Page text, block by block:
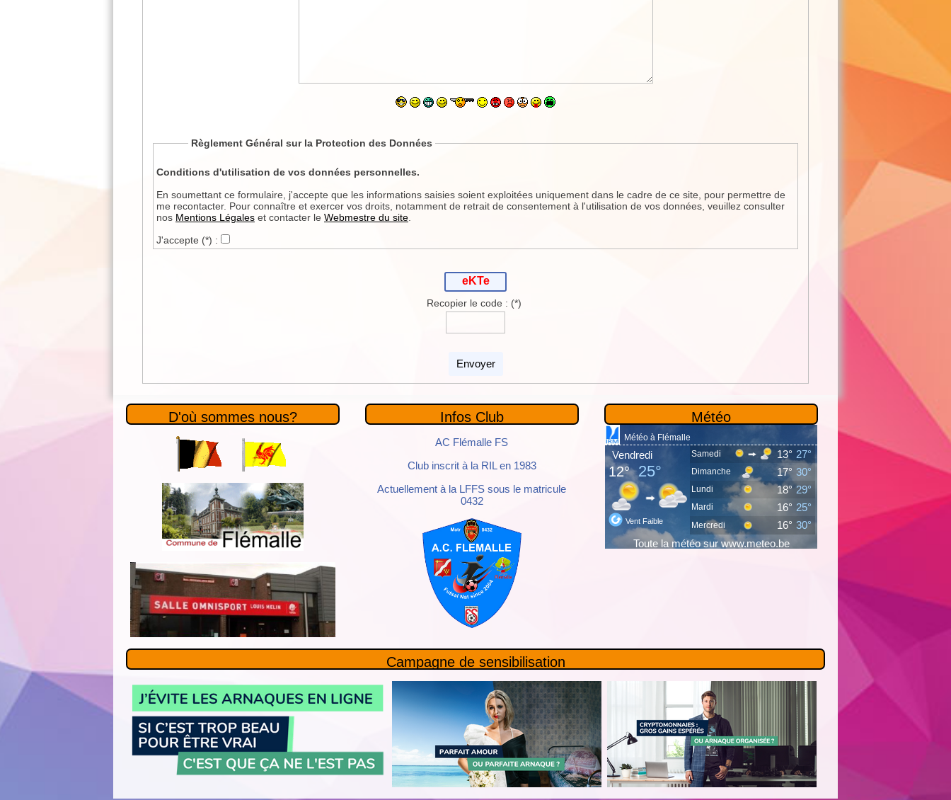
Règlement Général sur la Protection des Données
Conditions d'utilisation de vos données personnelles.
En soumettant ce formulaire, j'accepte que les informations saisies soient exploitées uniquement dans le cadre de ce site, pour permettre de
me recontacter. Pour connaître et exercer vos droits, notamment de retrait de consentement à l'utilisation de vos données, veuillez consulter
nos Mentions Légales et contacter le Webmestre du site
J'accepte (*) :
eKTe
Recopier le code : (*)
Envoyer
D'où sommes nous? Infos Club
AC Flémalle FS
Club inscrit à la RIL en 1983
Actuellement à la LFFS sous le matricule
0432
Météo
Campagne de sensibilisation